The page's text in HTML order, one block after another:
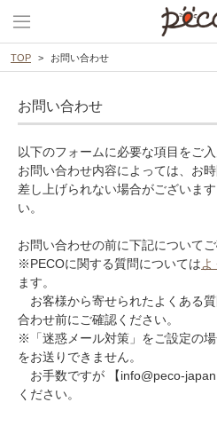
TOP お問い合わせ
お問い合わせ
以下のフォームに必要な項目をご入
お問い合わせ内容によっては、お
差し上げられない場合がございま
い。
お問い合わせの前に下記についてご
※PECOに関する質問についてはよ
ます。
お客様から寄せられたよくある
合わせ前にご確認ください。
※「迷惑メール対策」をご設定の
をお送りできません。
お手数ですが 【info@peco-
ください。